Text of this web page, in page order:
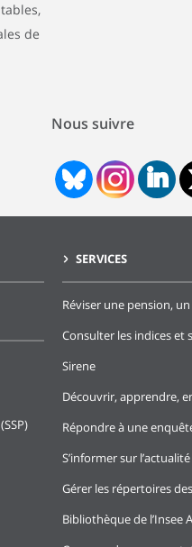
de
Nous suivre
SERVICES
Réviser une pension,
Consulter les indices et
Sirene
Découvrir, apprendre,
Répondre à une
S’informer sur
Gérer les répertoires
Bibliothèque de l’Insee